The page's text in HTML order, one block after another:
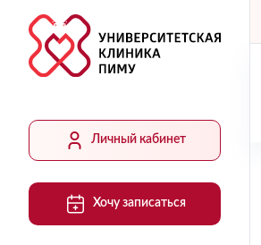
Личный кабинет
Хочу записаться